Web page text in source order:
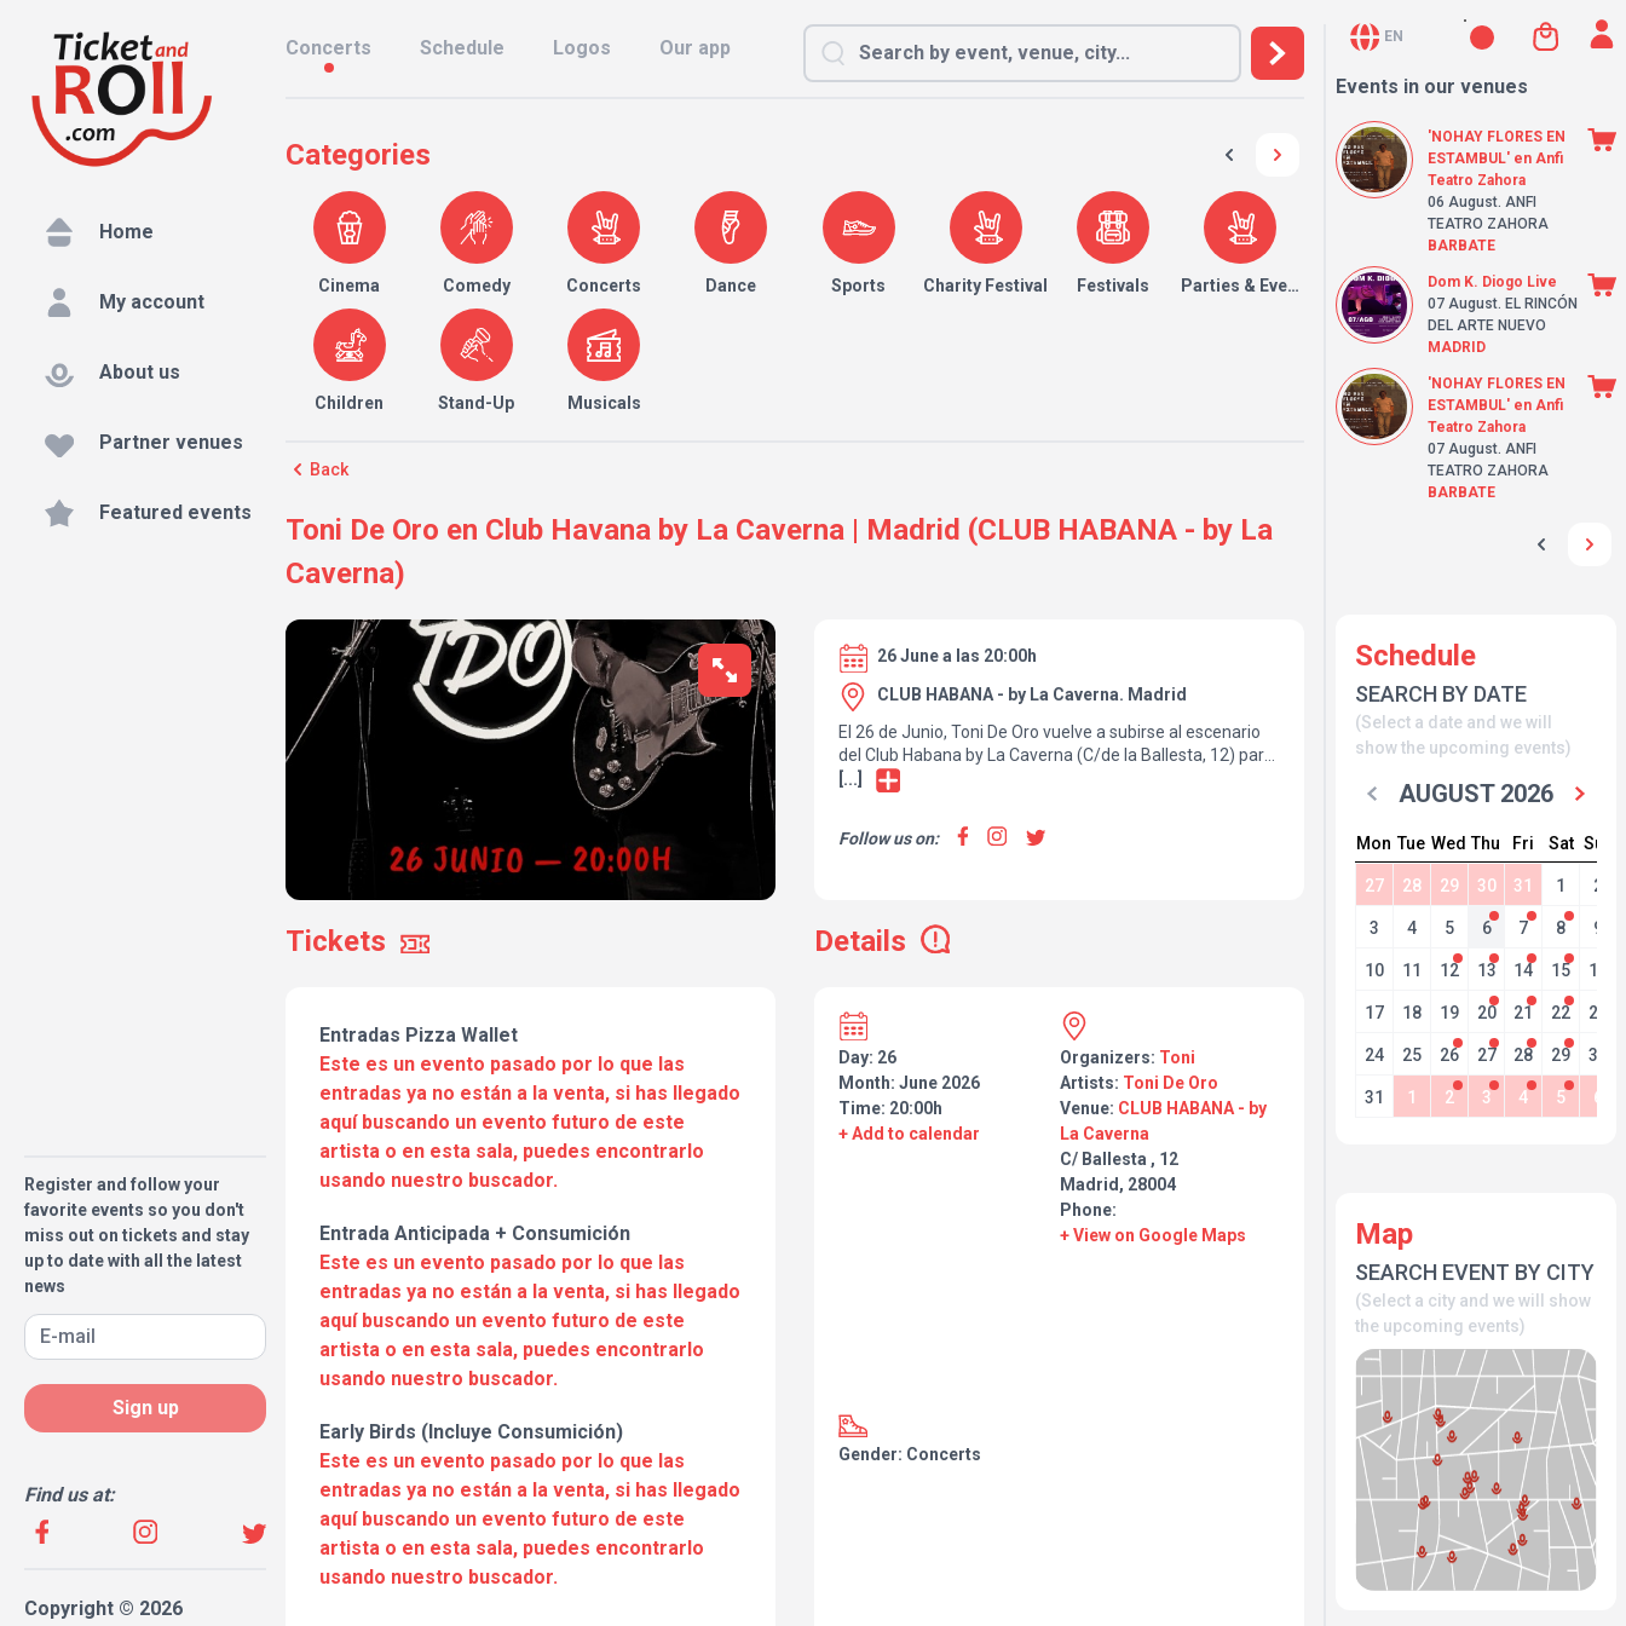
Home
My account
About us
Partner venues
Featured events
Register and follow your
favorite events so you don't
miss out on tickets and stay
up to date with all the latest
news
Sign up
Find us at:
Copyright © 2026
Concerts Schedule Logos Our app
Categories
Cinema Comedy Concerts Dance Sports Charity Festival Festivals Parties & Events
Children Stand-Up Musicals
Back
Toni De Oro en Club Havana by La Caverna | Madrid (CLUB HABANA - by La
Caverna)
26 June a las 20:00h
CLUB HABANA - by La Caverna. Madrid
El 26 de Junio, Toni De Oro vuelve a subirse al escenario
del Club Habana by La Caverna (C/de la Ballesta, 12) para
presentar sus trabajos y hacer cantar a la sala. Vuelve ese
sorpresas que promete llenar la sala de ruido, tensión y
emociones, con artistas invitados para convertirla en una
[...]
Follow us on:
Tickets Details
Entradas Pizza Wallet
Este es un evento pasado por lo que las
entradas ya no están a la venta, si has llegado
aquí buscando un evento futuro de este
artista o en esta sala, puedes encontrarlo
usando nuestro buscador.
Entrada Anticipada + Consumición
Este es un evento pasado por lo que las
entradas ya no están a la venta, si has llegado
aquí buscando un evento futuro de este
artista o en esta sala, puedes encontrarlo
usando nuestro buscador.
Early Birds (Incluye Consumición)
Este es un evento pasado por lo que las
entradas ya no están a la venta, si has llegado
aquí buscando un evento futuro de este
artista o en esta sala, puedes encontrarlo
usando nuestro buscador.
Day: 26
Month: June 2026
Time: 20:00h
+ Add to calendar
Organizers: Toni
Artists: Toni De Oro
Venue: CLUB HABANA - by
La Caverna
C/ Ballesta , 12
Madrid, 28004
Phone:
+ View on Google Maps
Gender: Concerts
EN
Events in our venues
'NOHAY FLORES EN
ESTAMBUL' en Anfi
Teatro Zahora
06 August. ANFI
TEATRO ZAHORA
BARBATE
Dom K. Diogo Live
07 August. EL RINCÓN
DEL ARTE NUEVO
MADRID
'NOHAY FLORES EN
ESTAMBUL' en Anfi
Teatro Zahora
07 August. ANFI
TEATRO ZAHORA
BARBATE
Schedule
SEARCH BY DATE
(Select a date and we will
show the upcoming events)
AUGUST 2026
Mon Tue Wed Thu Fri Sat Sun
27 28 29 30 31 1 2
3 4 5 6 7 8 9
10 11 12 13 14 15 16
17 18 19 20 21 22 23
24 25 26 27 28 29 30
31 1 2 3 4 5 6
Map
SEARCH EVENT BY CITY
(Select a city and we will show
the upcoming events)